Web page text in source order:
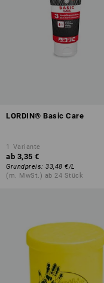
LORDIN® Basic Care
1 Variante
ab 3,35 €
Grundpreis: 33,48 €/L
(m. MwSt.) ab 24 Stück